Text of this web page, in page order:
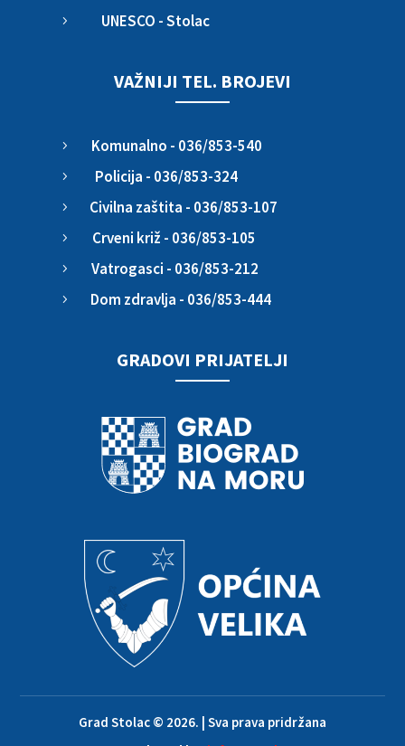
5 UNESCO - Stolac
VAŽNIJI TEL. BROJEVI
5 Komunalno - 036/853-540
5 Policija - 036/853-324
5 Civilna zaštita - 036/853-107
5 Crveni križ - 036/853-105
5 Vatrogasci - 036/853-212
5 Dom zdravlja - 036/853-444
GRADOVI PRIJATELJI
Grad Stolac © 2026. | Sva prava pridržana